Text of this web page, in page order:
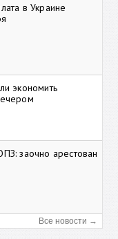
в Украине
экономить
заочно арестован
Все новости →